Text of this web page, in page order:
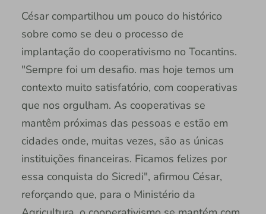
César compartilhou um pouco do histórico
sobre como se deu o processo de
implantação do cooperativismo no Tocantins.
"Sempre foi um desafio. mas hoje temos um
contexto muito satisfatório, com cooperativas
que nos orgulham. As cooperativas se
mantêm próximas das pessoas e estão em
cidades onde, muitas vezes, são as únicas
instituições financeiras. Ficamos felizes por
essa conquista do Sicredi", afirmou César,
reforçando que, para o Ministério da